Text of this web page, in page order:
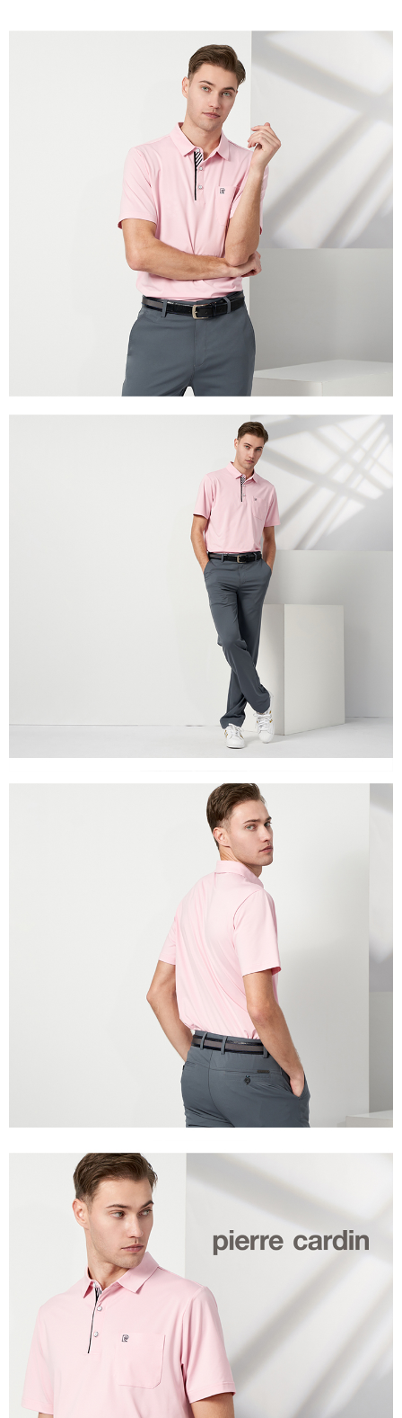
每筆NT$60，滿NT$1,200(含以上)免運費
每筆NT$80，滿NT$1,200(含以上)免運費
每筆NT$80，滿NT$1,200(含以上)免運費